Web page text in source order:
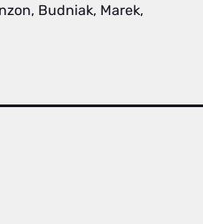
Budniak, Marek,